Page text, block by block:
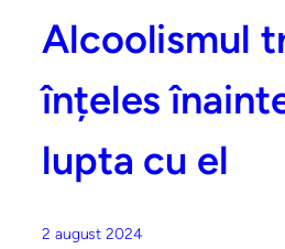
Alcoolismul
înțeles
lupta cu el
2 august 2024